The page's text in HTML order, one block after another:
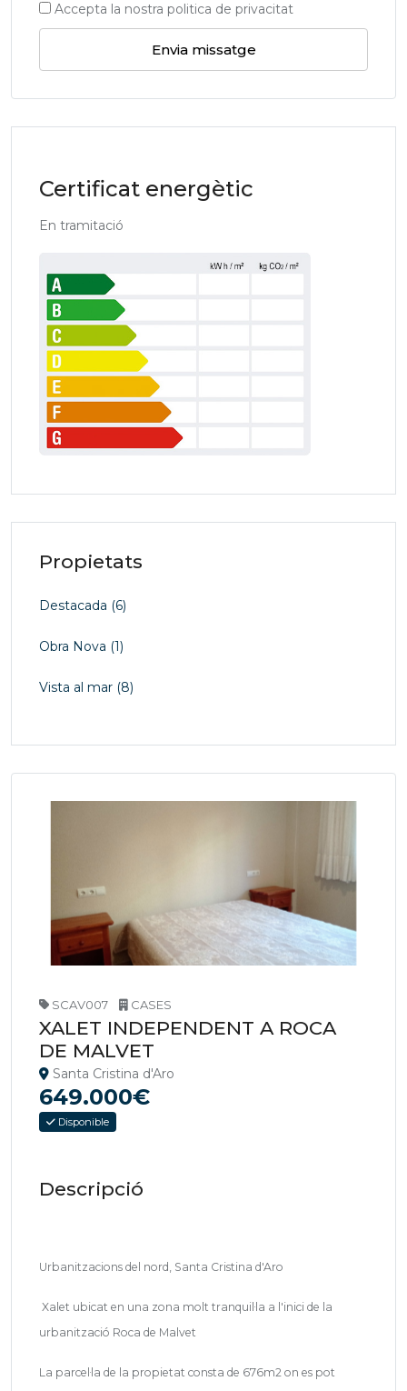
Accepta la nostra politica de privacitat
Envia missatge
Certificat energètic
En tramitació
Propietats
Destacada (6)
Obra Nova (1)
Vista al mar (8)
SCAV007 CASES
XALET INDEPENDENT A ROCA
DE MALVET
Santa Cristina d'Aro
649.000€
Disponible
Descripció
Urbanitzacions del nord, Santa Cristina d'Aro
Xalet ubicat en una zona molt tranquil·la a l'inici de la
urbanització Roca de Malvet
La parcel·la de la propietat consta de 676m2 on es pot